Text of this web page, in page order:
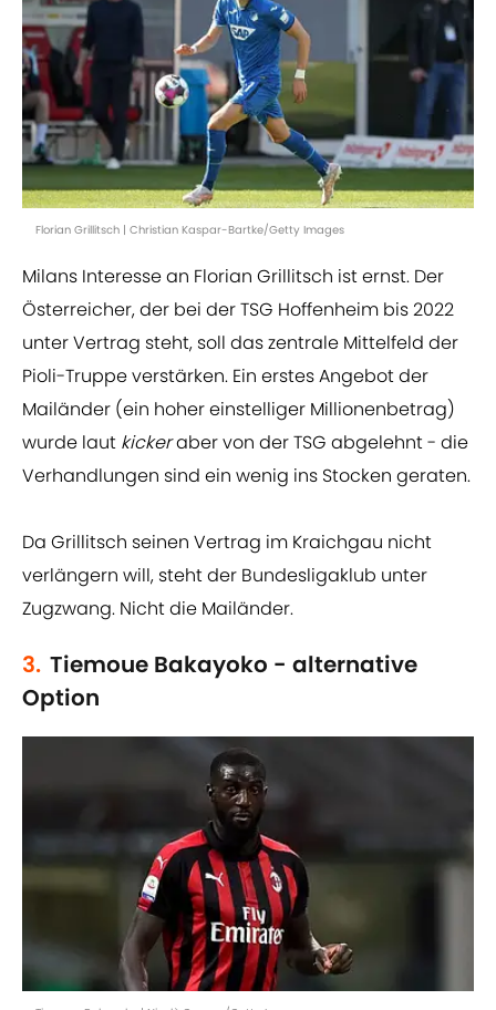
Florian Grillitsch | Christian Kaspar-Bartke/Getty Images
Milans Interesse an Florian Grillitsch ist ernst. Der
Österreicher, der bei der TSG Hoffenheim bis 2022
unter Vertrag steht, soll das zentrale Mittelfeld der
Pioli-Truppe verstärken. Ein erstes Angebot der
Mailänder (ein hoher einstelliger Millionenbetrag)
wurde laut kickeraber von der TSG abgelehnt - die
Verhandlungen sind ein wenig ins Stocken geraten.
Da Grillitsch seinen Vertrag im Kraichgau nicht
verlängern will, steht der Bundesligaklub unter
Zugzwang. Nicht die Mailänder.
3. Tiemoue Bakayoko - alternative
Option